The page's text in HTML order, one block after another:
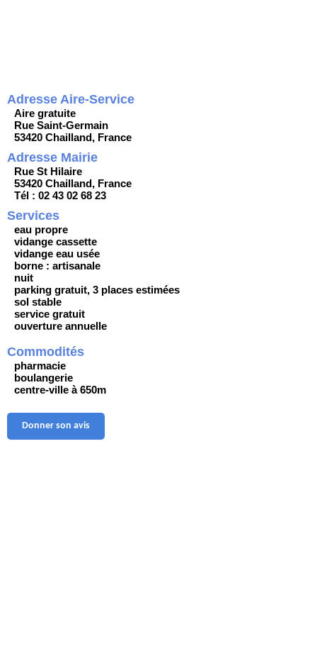
Adresse Aire-Service
Aire gratuite
Rue Saint-Germain
53420 Chailland, France
Adresse Mairie
Rue St Hilaire
53420 Chailland, France
Tél : 02 43 02 68 23
Services
eau propre
vidange cassette
vidange eau usée
borne : artisanale
nuit
parking gratuit, 3 places estimées
sol stable
service gratuit
ouverture annuelle
Commodités
pharmacie
boulangerie
centre-ville à 650m
Donner son avis